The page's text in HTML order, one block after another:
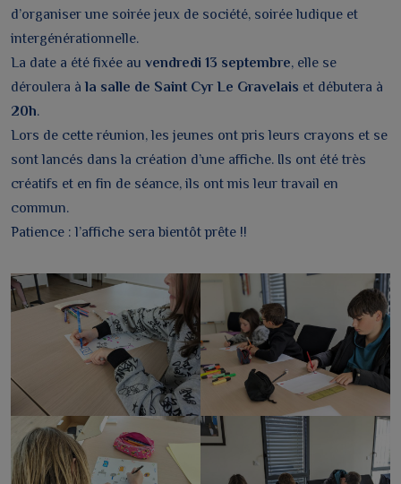
d’organiser une soirée jeux de société, soirée ludique et
intergénérationnelle.
La date a été fixée au vendredi 13 septembre, elle se
déroulera àla salle de Saint Cyr Le Gravelais et débutera à
20h.
Lors de cette réunion, les jeunes ont pris leurs crayons et se
sont lancés dans la création d’une affiche. Ils ont été très
créatifs et en fin de séance, ils ont mis leur travail en
commun.
Patience : l’affiche sera bientôt prête !!